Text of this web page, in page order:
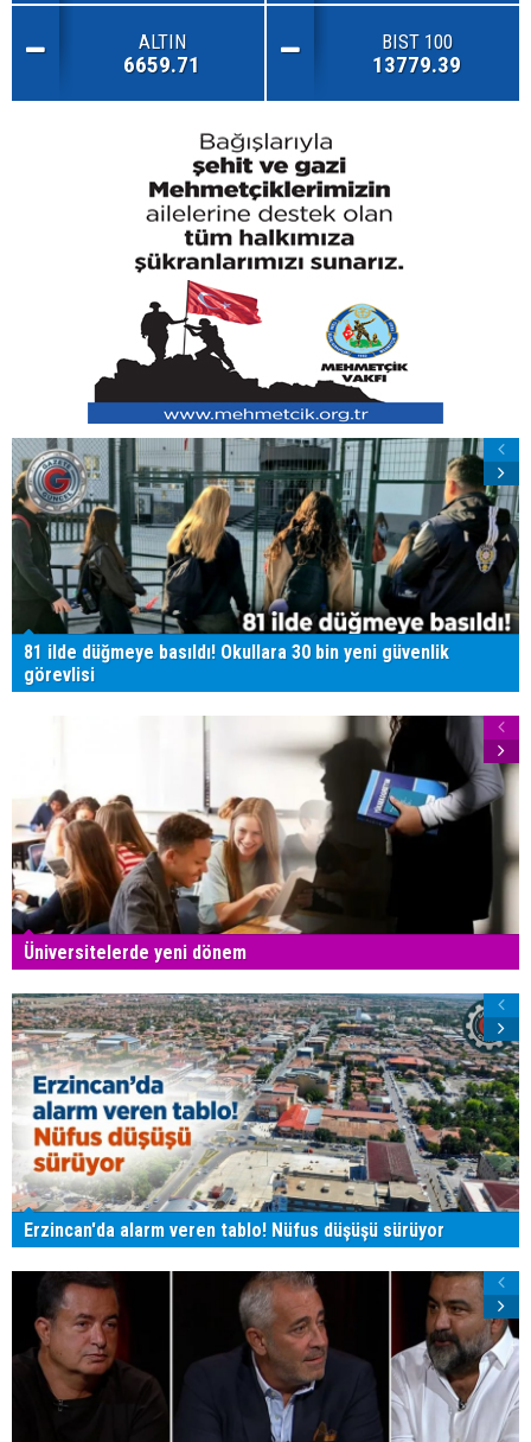
ALTIN
6659.71
BIST 100
13779.39
81 ilde düğmeye basıldı! Okullara 30 bin yeni güvenlik
görevlisi
Üniversitelerde yeni dönem
Erzincan'da alarm veren tablo! Nüfus düşüşü sürüyor